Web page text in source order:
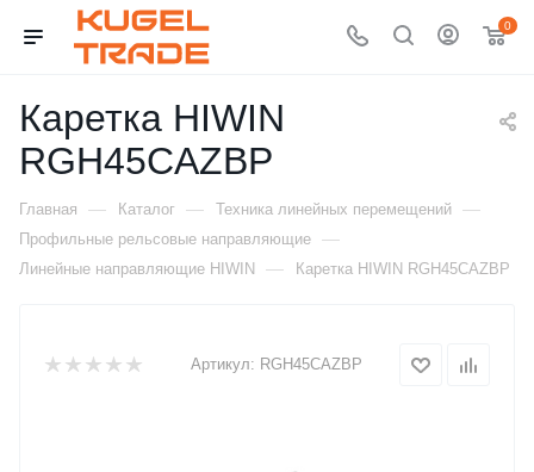
0
Каретка HIWIN
RGH45CAZBP
Главная — Каталог — Техника линейных перемещений —
Профильные рельсовые направляющие —
Линейные направляющие HIWIN — Каретка HIWIN RGH45CAZBP
Артикул: RGH45CAZBP